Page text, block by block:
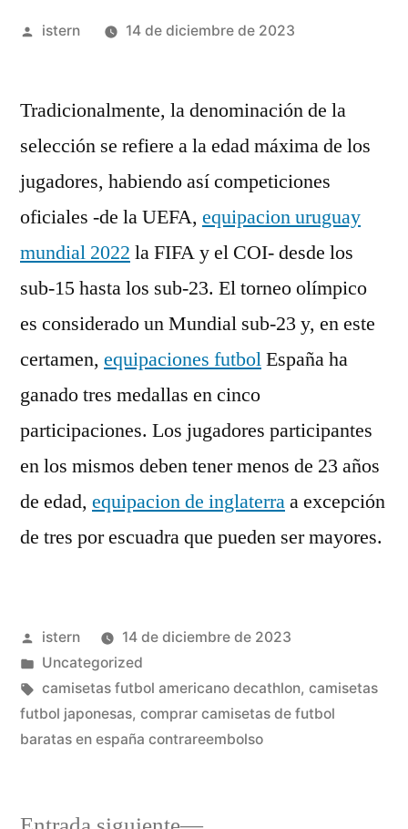
Publicado
istern 14 de diciembre de 2023
Tradicionalmente, la denominación de la
selección se refiere a la edad máxima de los
jugadores, habiendo así competiciones
oficiales -de la UEFA, equipacion uruguay
mundial 2022 la FIFA y el COI- desde los
sub-15 hasta los sub-23. El torneo olímpico
es considerado un Mundial sub-23 y, en este
certamen, equipaciones futbolEspaña ha
ganado tres medallas en cinco
participaciones. Los jugadores participantes
en los mismos deben tener menos de 23 años
de edad, equipacion de inglaterraa excepción
de tres por escuadra que pueden ser mayores.
Publicado
por
istern
14 de diciembre de 2023
Publicado
en
Uncategorized
Etiquetas:
camisetas futbol americano decathlon, camisetas
futbol japonesas, comprar camisetas de futbol
baratas en españa contrareembolso